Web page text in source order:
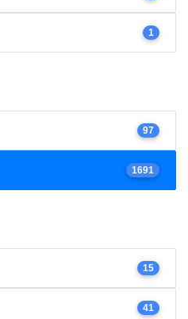
1
97
1691
15
41